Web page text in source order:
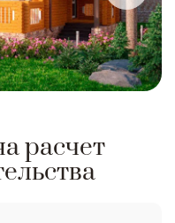
расчет